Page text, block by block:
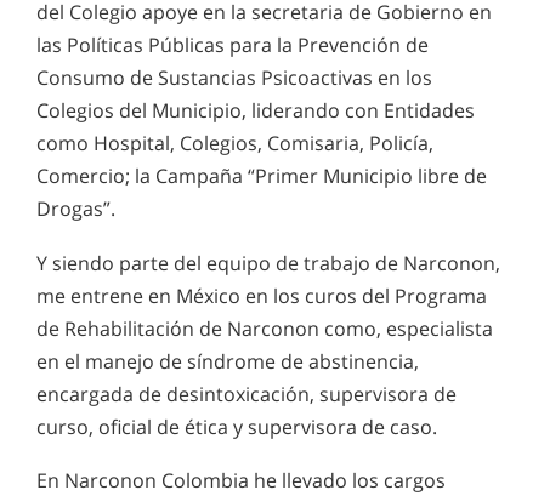
del Colegio apoye en la secretaria de Gobierno en
las Políticas Públicas para la Prevención de
Consumo de Sustancias Psicoactivas en los
Colegios del Municipio, liderando con Entidades
como Hospital, Colegios, Comisaria, Policía,
Comercio; la Campaña “Primer Municipio libre de
Drogas”.
Y siendo parte del equipo de trabajo de Narconon,
me entrene en México en los curos del Programa
de Rehabilitación de Narconon como, especialista
en el manejo de síndrome de abstinencia,
encargada de desintoxicación, supervisora de
curso, oficial de ética y supervisora de caso.
En Narconon Colombia he llevado los cargos